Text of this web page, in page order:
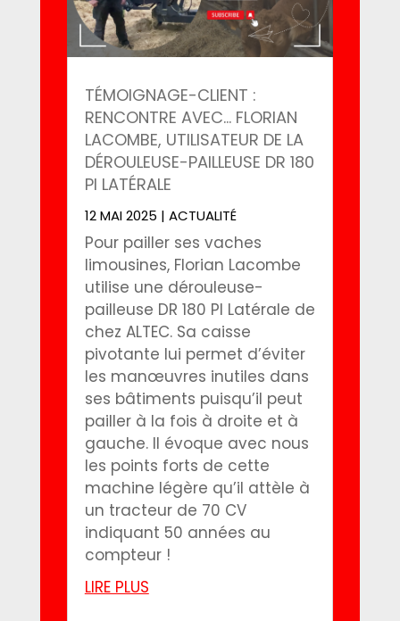
TÉMOIGNAGE-CLIENT :
RENCONTRE AVEC… FLORIAN
LACOMBE, UTILISATEUR DE LA
DÉROULEUSE-PAILLEUSE DR 180
PI LATÉRALE
12 MAI 2025 | ACTUALITÉ
Pour pailler ses vaches
limousines, Florian Lacombe
utilise une dérouleuse-
pailleuse DR 180 PI Latérale de
chez ALTEC. Sa caisse
pivotante lui permet d’éviter
les manœuvres inutiles dans
ses bâtiments puisqu’il peut
pailler à la fois à droite et à
gauche. Il évoque avec nous
les points forts de cette
machine légère qu’il attèle à
un tracteur de 70 CV
indiquant 50 années au
compteur !
LIRE PLUS